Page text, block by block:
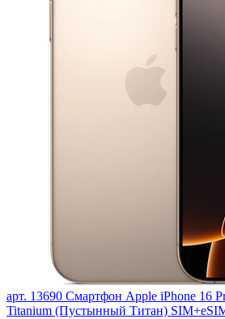
арт. 13690 Смартфон Apple iPhone 16
Titanium (Пустынный Титан)